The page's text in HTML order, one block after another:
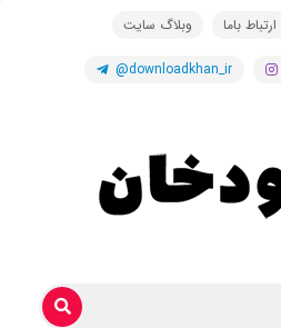
ارتباط باما وبلاگ سایت
@downloadkhan_ir